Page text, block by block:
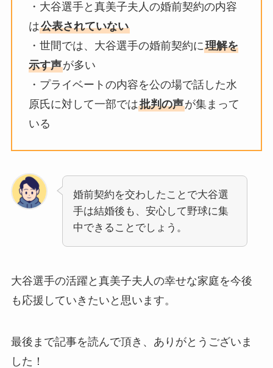
・大谷選手と真美子夫人の婚前契約の内容
は公表されていない
・世間では、大谷選手の婚前契約に理解を
示す声が多い
・プライベートの内容を公の場で話した水
原氏に対して一部では批判の声が集まって
いる
婚前契約を交わしたことで大谷選
手は結婚後も、安心して野球に集
中できることでしょう。
大谷選手の活躍と真美子夫人の幸せな家庭を今後
も応援していきたいと思います。
最後まで記事を読んで頂き、ありがとうございま
した！